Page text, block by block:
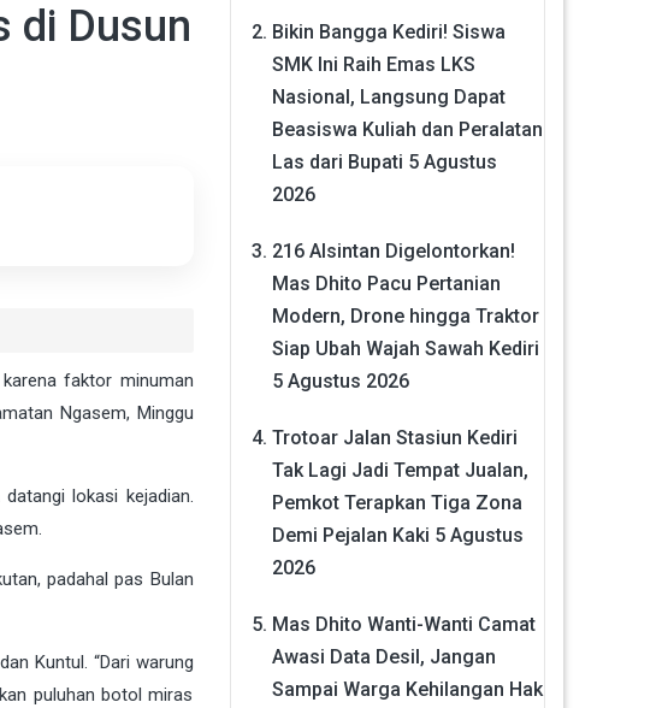
di Dusun
faktor minuman
Ngasem, Minggu
lokasi kejadian.
padahal pas Bulan
Kuntul. “Dari warung
puluhan botol miras
Bikin Bangga Kediri! Siswa
SMK Ini Raih Emas LKS
Nasional, Langsung Dapat
Beasiswa Kuliah dan Peralatan
Las dari Bupati 5 Agustus
2026
216 Alsintan Digelontorkan!
Mas Dhito Pacu Pertanian
Modern, Drone hingga Traktor
Siap Ubah Wajah Sawah Kediri
5 Agustus 2026
Trotoar Jalan Stasiun Kediri
Tak Lagi Jadi Tempat Jualan,
Pemkot Terapkan Tiga Zona
Demi Pejalan Kaki 5 Agustus
2026
Mas Dhito Wanti-Wanti Camat
Awasi Data Desil, Jangan
Sampai Warga Kehilangan Hak